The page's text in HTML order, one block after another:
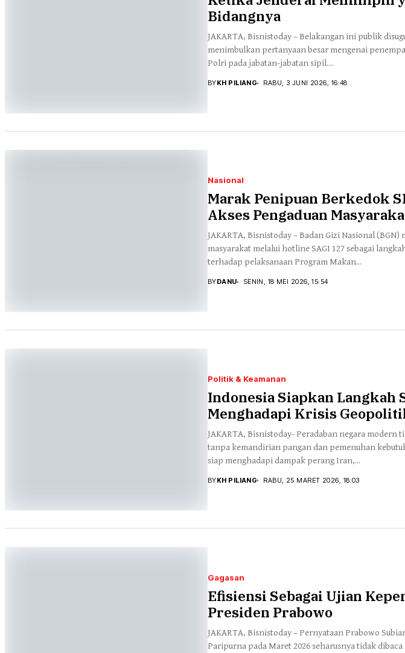
Bidangnya
JAKARTA, Bisnistoday – Belakangan ini publik
menimbulkan pertanyaan besar mengenai
Polri pada jabatan-jabatan sipil....
BYKH PILIANG RABU, 3 JUNI 2026, 16:48
Nasional
Marak Penipuan Berkedok
Akses Pengaduan
JAKARTA, Bisnistoday – Badan Gizi Nasional (BGN)
masyarakat melalui hotline SAGI 127 sebagai
terhadap pelaksanaan Program Makan...
BYDANU SENIN, 18 MEI 2026, 15:54
Politik & Keamanan
Indonesia Siapkan Langkah
Menghadapi Krisis
JAKARTA, Bisnistoday- Peradaban negara modern
tanpa kemandirian pangan dan pemenuhan
siap menghadapi dampak perang Iran,...
BYKH PILIANG RABU, 25 MARET 2026, 18:03
Gagasan
Efisiensi Sebagai Ujian
Presiden Prabowo
JAKARTA, Bisnistoday – Pernyataan Prabowo
Paripurna pada Maret 2026 seharusnya tidak dibaca